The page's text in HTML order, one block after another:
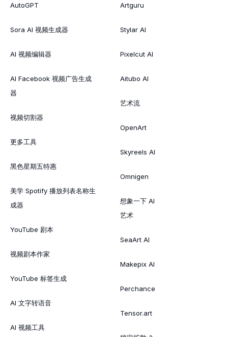
AutoGPT
Sora AI 视频生成器
AI 视频编辑器
AI Facebook 视频广告生成
器
视频切割器
更多工具
黑色星期五特惠
美学 Spotify 播放列表名称生
成器
YouTube 剧本
视频剧本作家
YouTube 标签生成
AI 文字转语音
AI 视频工具
Artguru
Stylar AI
Pixelcut AI
Aitubo AI
艺术流
OpenArt
Skyreels AI
Omnigen
想象一下 AI
艺术
SeaArt AI
Makepix AI
Perchance
Tensor.art